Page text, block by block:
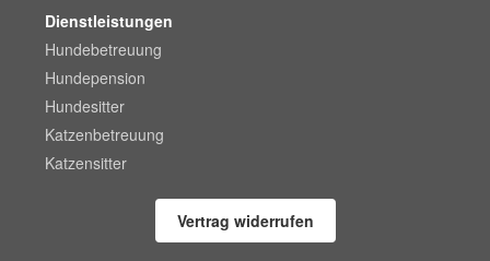
Dienstleistungen
Hundebetreuung
Hundepension
Hundesitter
Katzenbetreuung
Katzensitter
Vertrag widerrufen